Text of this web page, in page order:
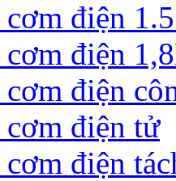
điện
điện
điện
điện tử
điện